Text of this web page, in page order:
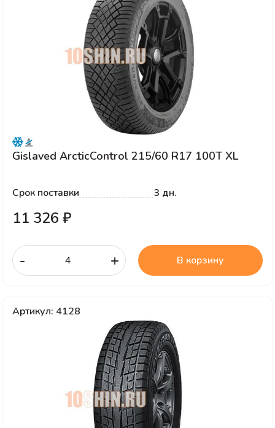
Gislaved ArcticControl 215/60 R17 100T XL
Срок поставки 3 дн.
11 326 ₽
- + В корзину
Артикул: 4128